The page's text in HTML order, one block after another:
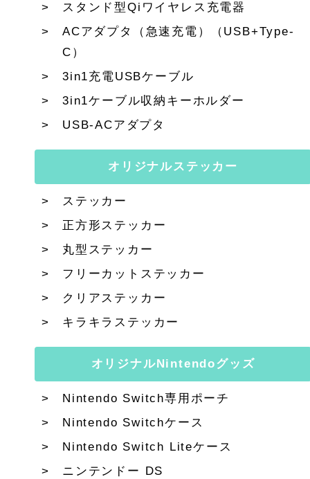
スタンド型Qiワイヤレス充電器
ACアダプタ（急速充電）（USB+Type-
C）
3in1充電USBケーブル
3in1ケーブル収納キーホルダー
USB-ACアダプタ
オリジナルステッカー
ステッカー
正方形ステッカー
丸型ステッカー
フリーカットステッカー
クリアステッカー
キラキラステッカー
オリジナルNintendoグッズ
Nintendo Switch専用ポーチ
Nintendo Switchケース
Nintendo Switch Liteケース
ニンテンドー DS